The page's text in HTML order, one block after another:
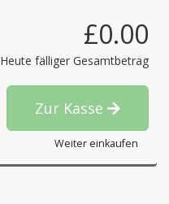
£0.00
Heute fälliger Gesamtbetrag
Zur Kasse
Weiter einkaufen